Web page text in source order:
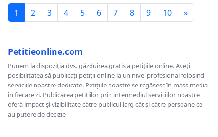
1 2 3 4 5 6 7 8 9 10 »
Petitieonline.com
Punem la dispoziția dvs. găzduirea gratis a petițiile online. Aveți
posibilitatea să publicați petiții online la un nivel profesional folosind
serviciile noastre dedicate. Petițiile noastre se regăsesc în mass media
în fiecare zi. Publicarea petițiilor prin intermediul serviciilor noastre
oferă impact și vizibilitate către publicul larg cât și către persoane ce
au putere de decizie